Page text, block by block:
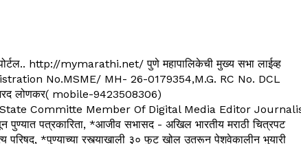
http://mymarathi.net/ पुणे महापालिकेची मुख्य सभा लाईव्ह
No.MSME/ MH- 26-0179354,M.G. RC No. DCL
लोणकर( mobile-9423508306)
Committe Member Of Digital Media Editor
पत्रकारिता, *आजीव सभासद - अखिल भारतीय मराठी चित्रपट
परिषद, *पुण्याच्या रस्त्याखाली ३० फुट खोल उतरून पेशवेकालीन भुयारी